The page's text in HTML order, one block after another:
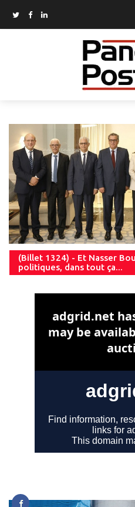
(Billet 1324) - Et Nasser
politiques, dans tout ça...